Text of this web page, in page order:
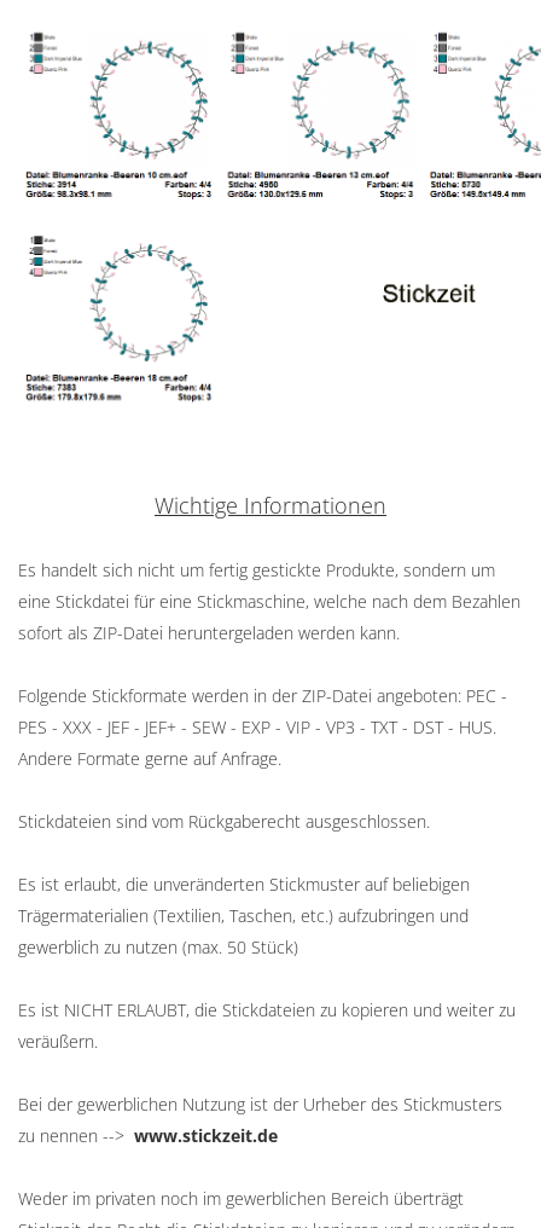
Wichtige Informationen
Es handelt sich nicht um fertig gestickte Produkte, sondern um
eine Stickdatei für eine Stickmaschine, welche nach dem Bezahlen
sofort als ZIP-Datei heruntergeladen werden kann.
Folgende Stickformate werden in der ZIP-Datei angeboten: PEC -
PES - XXX - JEF - JEF+ - SEW - EXP - VIP - VP3 - TXT - DST - HUS.
Andere Formate gerne auf Anfrage.
Stickdateien sind vom Rückgaberecht ausgeschlossen.
Es ist erlaubt, die unveränderten Stickmuster auf beliebigen
Trägermaterialien (Textilien, Taschen, etc.) aufzubringen und
gewerblich zu nutzen (max. 50 Stück)
Es ist NICHT ERLAUBT, die Stickdateien zu kopieren und weiter zu
veräußern.
Bei der gewerblichen Nutzung ist der Urheber des Stickmusters
zu nennen --> www.stickzeit.de
Weder im privaten noch im gewerblichen Bereich überträgt